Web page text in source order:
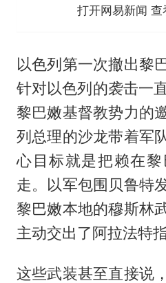
打开网易新闻
以色列第一次撤出黎
针对以色列的袭击一
黎巴嫩基督教势力的
列总理的沙龙带着军
心目标就是把赖在
走。以军包围贝鲁特
黎巴嫩本地的穆斯林
主动交出了阿拉法特
这些武装甚至直接说